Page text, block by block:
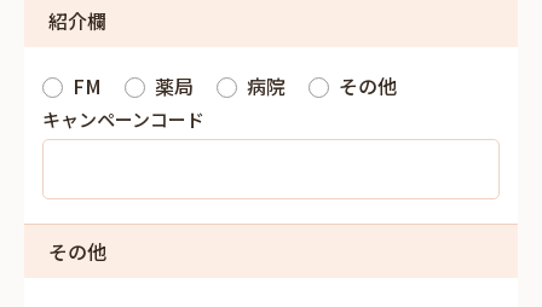
紹介欄
FM 薬局 病院 その他
キャンペーンコード
その他